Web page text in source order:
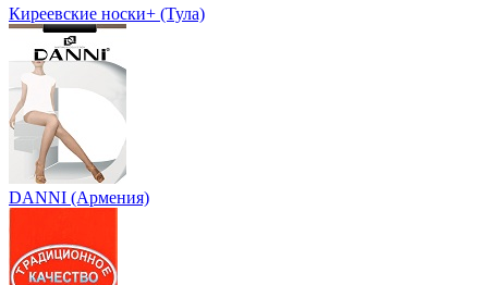
Киреевские носки+ (Тула)
DANNI (Армения)